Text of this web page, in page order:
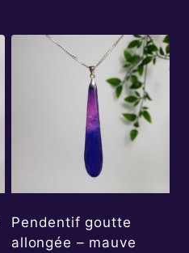
Pendentif goutte
allongée – mauve